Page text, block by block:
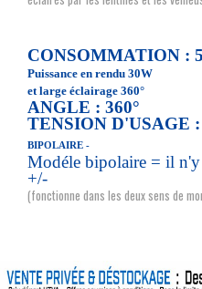
CONSOMMATION :
Puissance en rendu 30W
et large éclairage 360°
ANGLE : 360°
TENSION D'USAGE
BIPOLAIRE -
Modéle bipolaire = il n'y
+/-
(fonctionne dans les deux sens de